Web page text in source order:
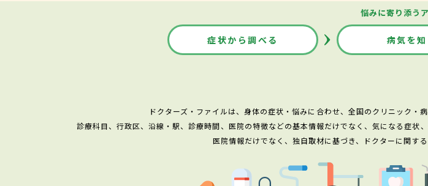
悩みに寄り添う
症状から調べる 病気を知
ドクターズ・ファイルは、身体の症状・悩みに合わせ、全国のクリニック・
診療科目、行政区、沿線・駅、診療時間、医院の特徴などの基本情報だけでなく、気になる症状
医院情報だけでなく、独自取材に基づき、ドクターに関す